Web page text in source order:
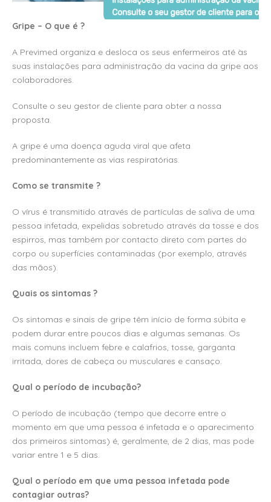
Gripe – O que é ?
A Previmed organiza e desloca os seus enfermeiros até às
suas instalações para administração da vacina da gripe aos
colaboradores.
Consulte o seu gestor de cliente para obter a nossa
proposta.
A gripe é uma doença aguda viral que afeta
predominantemente as vias respiratórias.
Como se transmite ?
O vírus é transmitido através de partículas de saliva de uma
pessoa infetada, expelidas sobretudo através da tosse e dos
espirros, mas também por contacto direto com partes do
corpo ou superfícies contaminadas (por exemplo, através
das mãos).
Quais os sintomas ?
Os sintomas e sinais de gripe têm início de forma súbita e
podem durar entre poucos dias e algumas semanas. Os
mais comuns incluem febre e calafrios, tosse, garganta
irritada, dores de cabeça ou musculares e cansaço.
Qual o período de incubação?
O período de incubação (tempo que decorre entre o
momento em que uma pessoa é infetada e o aparecimento
dos primeiros sintomas) é, geralmente, de 2 dias, mas pode
variar entre 1 e 5 dias.
Qual o período em que uma pessoa infetada pode
contagiar outras?